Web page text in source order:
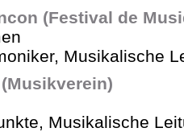
(Festival de
Musikalische
Musikalische